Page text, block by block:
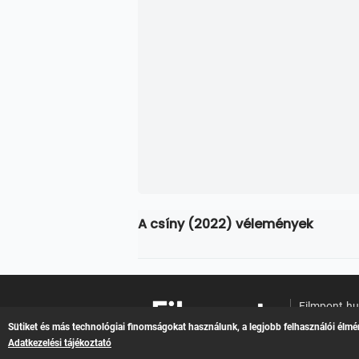
A csíny (2022) vélemények
Filmpont.hu
Online
Sütiket és más technológiai finomságokat használunk, a legjobb felhasználói
Adatkezelési tájékoztató